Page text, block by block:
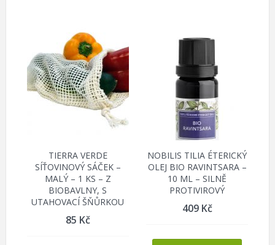
TIERRA VERDE
SÍŤOVINOVÝ SÁČEK –
MALÝ – 1 KS – Z
BIOBAVLNY, S
UTAHOVACÍ ŠŇŮRKOU
85 Kč
NOBILIS TILIA ÉTERICKÝ
OLEJ BIO RAVINTSARA –
10 ML – SILNĚ
PROTIVIROVÝ
409 Kč